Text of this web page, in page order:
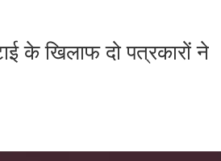
के खिलाफ दो पत्रकारों ने